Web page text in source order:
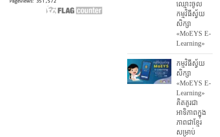
ឈ្មោះ​ចូល​
កម្មវិធី​ស្វ័យ
សិក្សា
«MoEYS E-
Learning»
កម្មវិធីស្វ័យ
សិក្សា
«MoEYS E-
Learning»
គិតគូរជា
អាទិភាពក្នុង
ភាពជាខ្មែរ
សម្រាប់